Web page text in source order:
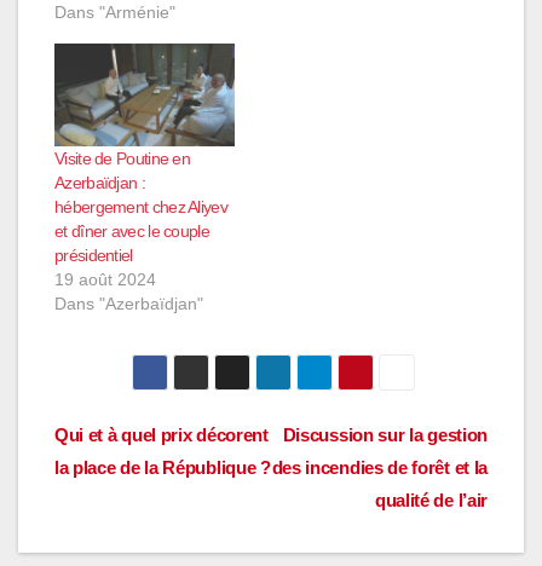
Dans "Arménie"
Visite de Poutine en
Azerbaïdjan :
hébergement chez Aliyev
et dîner avec le couple
présidentiel
19 août 2024
Dans "Azerbaïdjan"
Navigation
de
l’article
Discussion sur la gestion
des incendies de forêt et la
qualité de l’air
Qui et à quel prix décorent
la place de la République ?